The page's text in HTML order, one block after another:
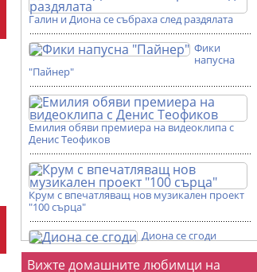
Галин и Диона се събраха след раздялата
Фики
напусна
"Пайнер"
Емилия обяви премиера на видеоклипа с
Денис Теофиков
Крум с впечатляващ нов музикален проект
"100 сърца"
Диона се сгоди
Фотогалерии
Вижте домашните любимци на